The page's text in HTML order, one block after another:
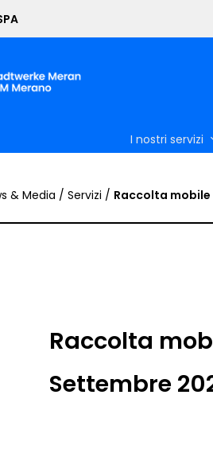
I nostri servizi
& Media / Servizi / Raccolta
Raccolta
Settembre